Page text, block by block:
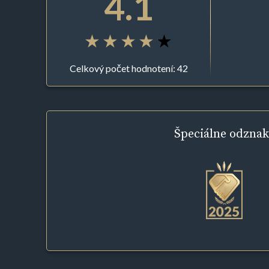
Celkový počet hodnotení: 42
Špeciálne